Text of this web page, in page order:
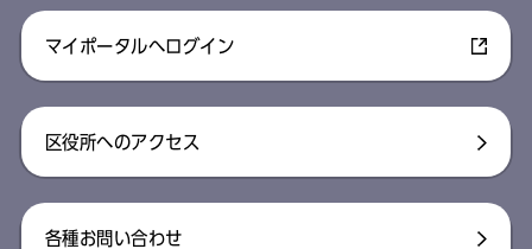
マイポータルへログイン
区役所へのアクセス
各種お問い合わせ